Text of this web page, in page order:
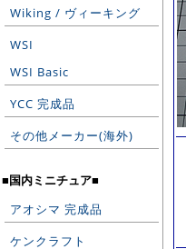
Wiking / ヴィーキング
WSI
WSI Basic
YCC 完成品
その他メーカー(海外)
■国内ミニチュア■
アオシマ 完成品
ケンクラフト